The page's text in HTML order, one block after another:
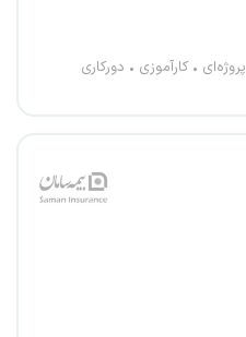
پروژه‌ای کارآموزی دورکاری